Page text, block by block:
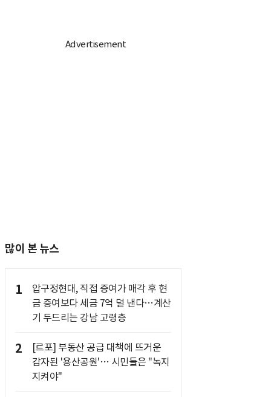
많이 본 뉴스
1
압구정현대, 직접 증여가 매각 후 현
금 증여보다 세금 7억 덜 낸다…계산
기 두드리는 강남 고령층
2
[르포] 부동산 공급 대책에 뜨거운
감자된 '용산공원'… 시민들은 "녹지
지켜야"